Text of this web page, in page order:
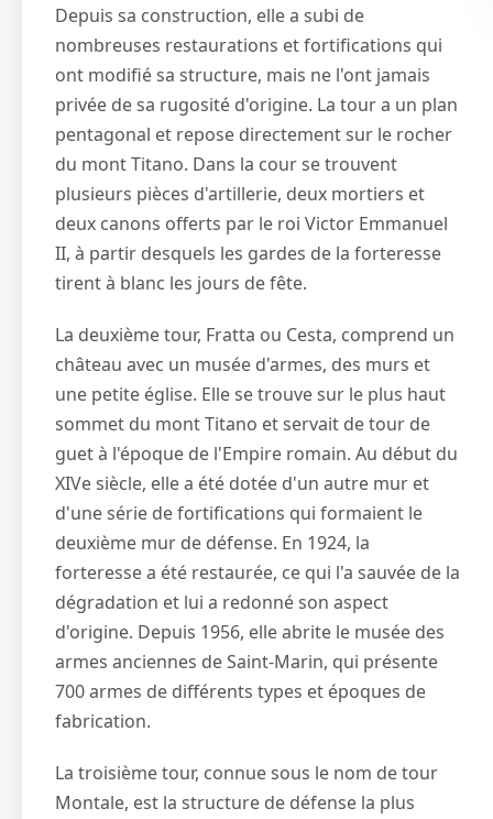
Depuis sa construction, elle a subi de
nombreuses restaurations et fortifications qui
ont modifié sa structure, mais ne l'ont jamais
privée de sa rugosité d'origine. La tour a un plan
pentagonal et repose directement sur le rocher
du mont Titano. Dans la cour se trouvent
plusieurs pièces d'artillerie, deux mortiers et
deux canons offerts par le roi Victor Emmanuel
II, à partir desquels les gardes de la forteresse
tirent à blanc les jours de fête.
La deuxième tour, Fratta ou Cesta, comprend un
château avec un musée d'armes, des murs et
une petite église. Elle se trouve sur le plus haut
sommet du mont Titano et servait de tour de
guet à l'époque de l'Empire romain. Au début du
XIVe siècle, elle a été dotée d'un autre mur et
d'une série de fortifications qui formaient le
deuxième mur de défense. En 1924, la
forteresse a été restaurée, ce qui l'a sauvée de la
dégradation et lui a redonné son aspect
d'origine. Depuis 1956, elle abrite le musée des
armes anciennes de Saint-Marin, qui présente
700 armes de différents types et époques de
fabrication.
La troisième tour, connue sous le nom de tour
Montale, est la structure de défense la plus